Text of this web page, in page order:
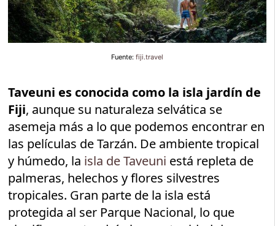
Fuente: fiji.travel
Taveuni es conocida como la isla jardín de
Fiji, aunque su naturaleza selvática se
asemeja más a lo que podemos encontrar en
las películas de Tarzán. De ambiente tropical
y húmedo, la isla de Taveuni está repleta de
palmeras, helechos y flores silvestres
tropicales. Gran parte de la isla está
protegida al ser Parque Nacional, lo que